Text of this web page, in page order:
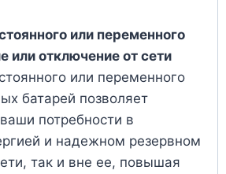
или переменного
или отключение от сети
или переменного
батарей позволяет
потребности в
и надежном резервном
так и вне ее, повышая